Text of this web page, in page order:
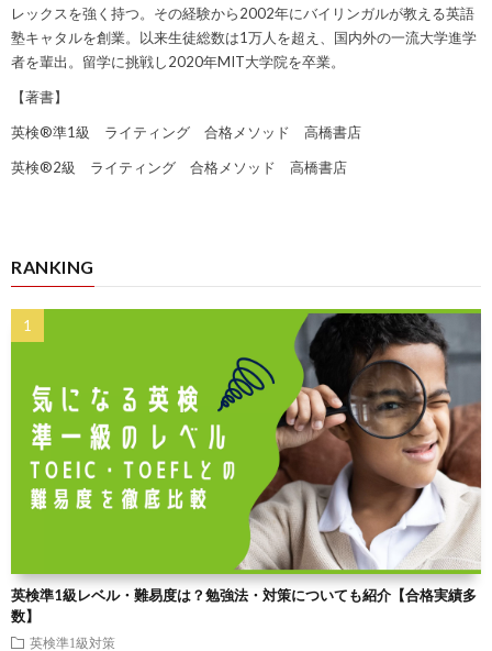
レックスを強く持つ。その経験から2002年にバイリンガルが教える英語
塾キャタルを創業。以来生徒総数は1万人を超え、国内外の一流大学進学
者を輩出。留学に挑戦し2020年MIT大学院を卒業。
【著書】
英検®準1級 ライティング 合格メソッド 高橋書店
英検®2級 ライティング 合格メソッド 高橋書店
RANKING
英検準1級レベル・難易度は？勉強法・対策についても紹介【合格実績多
数】
英検準1級対策